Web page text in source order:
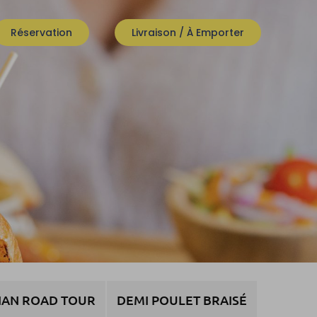
Réservation Livraison / À Emporter
ROAD TOUR DEMI POULET BRAISÉ